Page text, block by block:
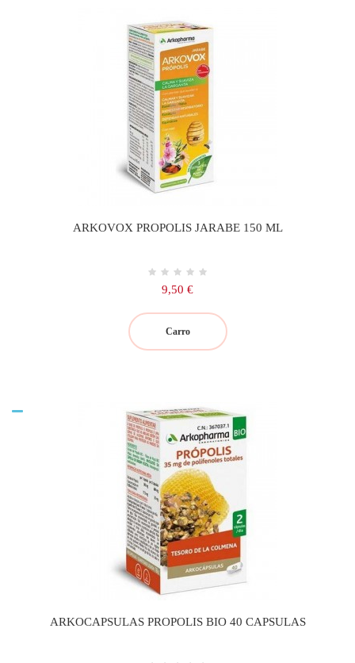
ARKOVOX PROPOLIS JARABE 150 ML
Precio
9,50 €
Carro
ARKOCAPSULAS PROPOLIS BIO 40 CAPSULAS